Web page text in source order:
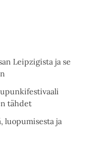
Leipzigista ja se
tähdet
luopumisesta ja